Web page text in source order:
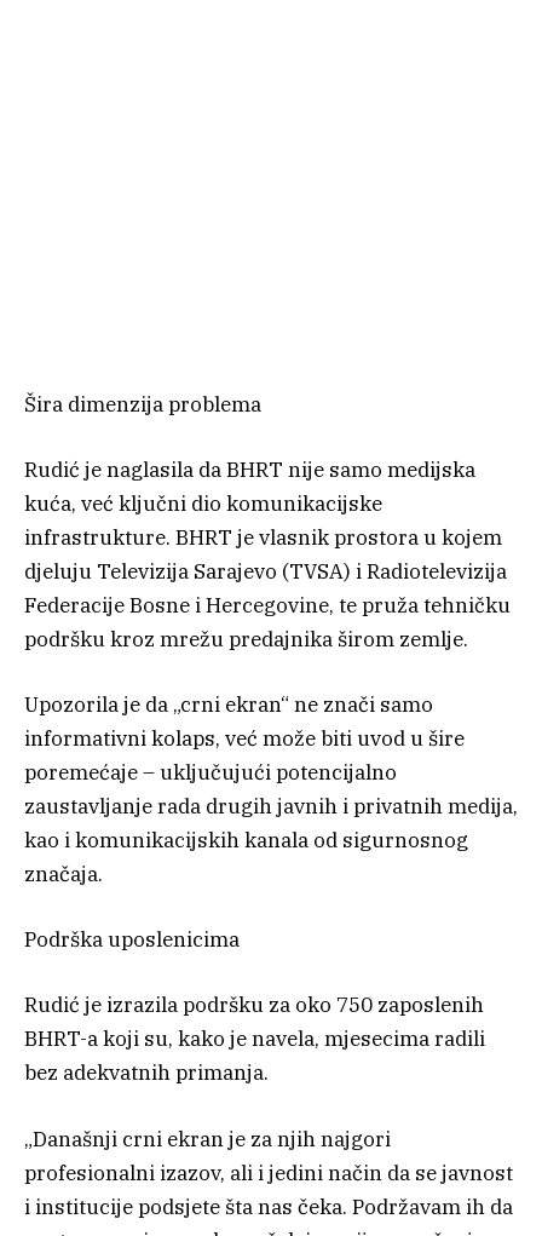
Šira dimenzija problema
Rudić je naglasila da BHRT nije samo medijska
kuća, već ključni dio komunikacijske
infrastrukture. BHRT je vlasnik prostora u kojem
djeluju Televizija Sarajevo (TVSA) i Radiotelevizija
Federacije Bosne i Hercegovine, te pruža tehničku
podršku kroz mrežu predajnika širom zemlje.
Upozorila je da „crni ekran“ ne znači samo
informativni kolaps, već može biti uvod u šire
poremećaje – uključujući potencijalno
zaustavljanje rada drugih javnih i privatnih medija,
kao i komunikacijskih kanala od sigurnosnog
značaja.
Podrška uposlenicima
Rudić je izrazila podršku za oko 750 zaposlenih
BHRT-a koji su, kako je navela, mjesecima radili
bez adekvatnih primanja.
„Današnji crni ekran je za njih najgori
profesionalni izazov, ali i jedini način da se javnost
i institucije podsjete šta nas čeka. Podržavam ih da